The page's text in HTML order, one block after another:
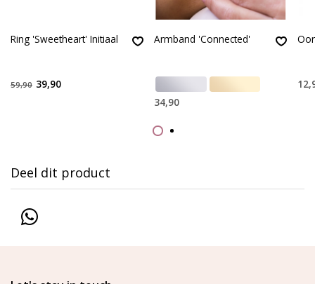
Ring 'Sweetheart' Initiaal
59,90 39,90
Armband 'Connected'
34,90
Deel dit product